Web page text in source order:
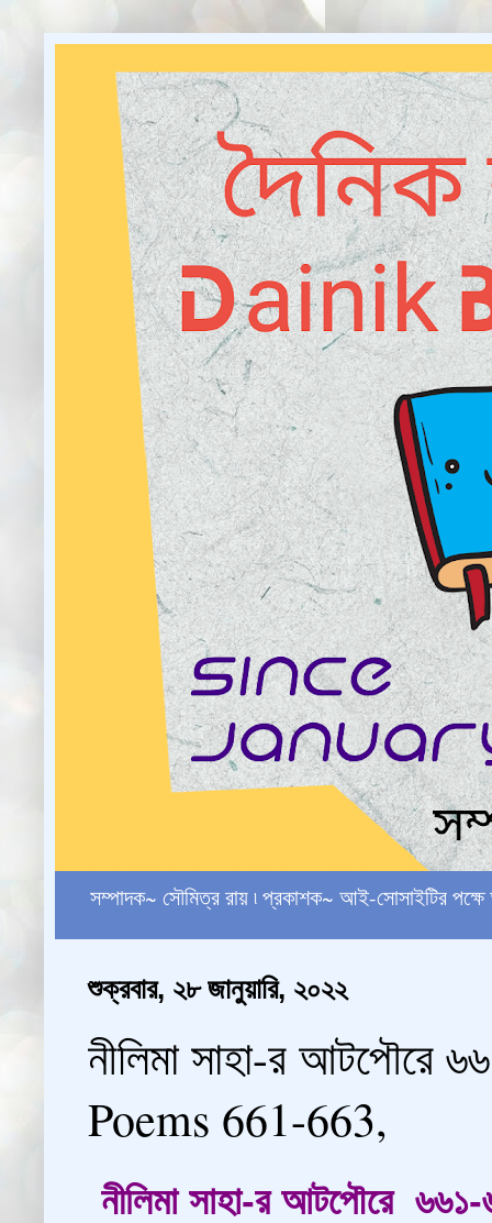
সম্পাদক~ সৌমিত্র রায় ৷ প্রকাশক~ আই-সোসাইটির
শুক্রবার, ২৮ জানুয়ারি, ২০২২
নীলিমা সাহা-র আটপৌরে
Poems 661-663,
নীলিমা সাহা-র আটপৌরে